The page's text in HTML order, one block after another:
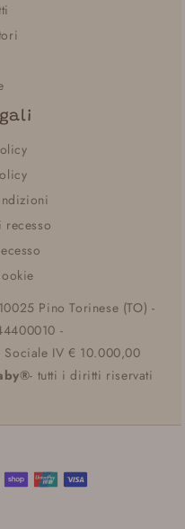
Pino Torinese (TO) -
-
Sociale IV € 10.000,00
- tutti i diritti riservati